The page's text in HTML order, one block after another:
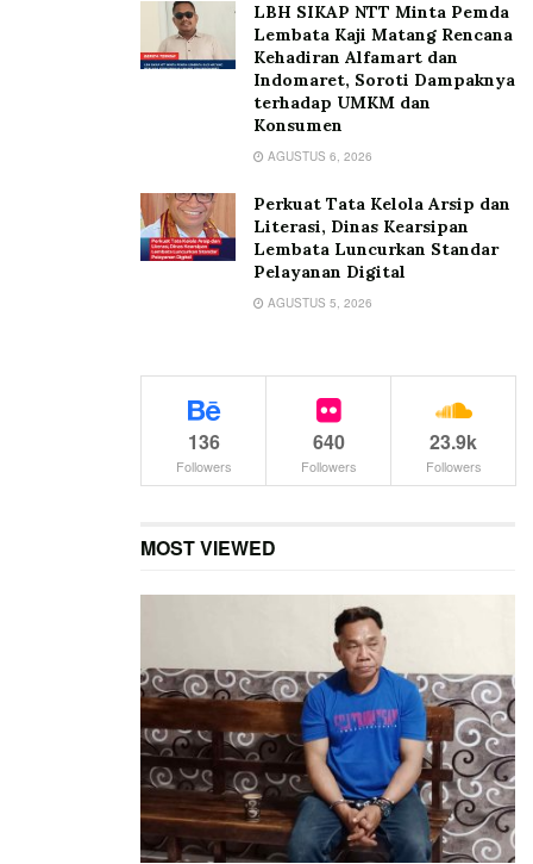
LBH SIKAP NTT Minta Pemda
Lembata Kaji Matang Rencana
Kehadiran Alfamart dan
Indomaret, Soroti Dampaknya
terhadap UMKM dan
Konsumen
AGUSTUS 6, 2026
Perkuat Tata Kelola Arsip dan
Literasi, Dinas Kearsipan
Lembata Luncurkan Standar
Pelayanan Digital
AGUSTUS 5, 2026
136
Followers
640
Followers
23.9k
Followers
MOST VIEWED